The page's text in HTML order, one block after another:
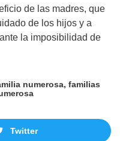
de las madres, que
de los hijos y a
la imposibilidad de
numerosa, familias
Twitter